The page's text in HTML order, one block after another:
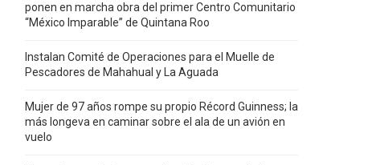
ponen en marcha obra del primer Centro Comunitario
“México Imparable” de Quintana Roo
Instalan Comité de Operaciones para el Muelle de
Pescadores de Mahahual y La Aguada
Mujer de 97 años rompe su propio Récord Guinness; la
más longeva en caminar sobre el ala de un avión en
vuelo